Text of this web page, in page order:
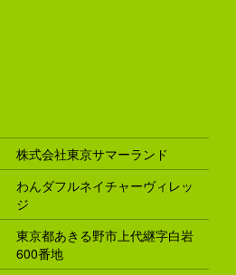
株式会社東京サマーランド
わんダフルネイチャーヴィレッ
ジ
東京都あきる野市上代継字白岩
600番地